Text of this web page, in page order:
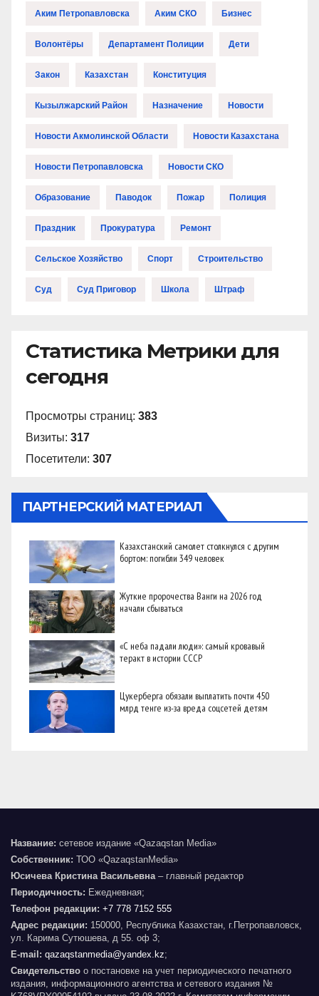
Аким Петропавловска Аким СКО Бизнес
Волонтёры Департамент Полиции Дети
Закон Казахстан Конституция
Кызылжарский Район Назначение Новости
Новости Акмолинской Области Новости Казахстана
Новости Петропавловска Новости СКО
Образование Паводок Пожар Полиция
Праздник Прокуратура Ремонт
Сельское Хозяйство Спорт Строительство
Суд Суд Приговор Школа Штраф
Статистика Метрики для
сегодня
Просмотры страниц: 383
Визиты: 317
Посетители: 307
ПАРТНЕРСКИЙ МАТЕРИАЛ
Казахстанский самолет столкнулся с другим
бортом: погибли 349 человек
Жуткие пророчества Ванги на 2026 год
начали сбываться
«С неба падали люди»: самый кровавый
теракт в истории СССР
Цукерберга обязали выплатить почти 450
млрд тенге из-за вреда соцсетей детям
Название: сетевое издание «Qazaqstan Media»
Собственник: ТОО «QazaqstanMedia»
Юсичева Кристина Васильевна – главный редактор
Периодичность: Ежедневная;
Телефон редакции: +7 778 7152 555
Адрес редакции: 150000, Республика Казахстан, г.Петропавловск,
ул. Карима Сутюшева, д 55. оф 3;
E-mail: qazaqstanmedia@yandex.kz;
Свидетельство о постановке на учет периодического печатного
издания, информационного агентства и сетевого издания №